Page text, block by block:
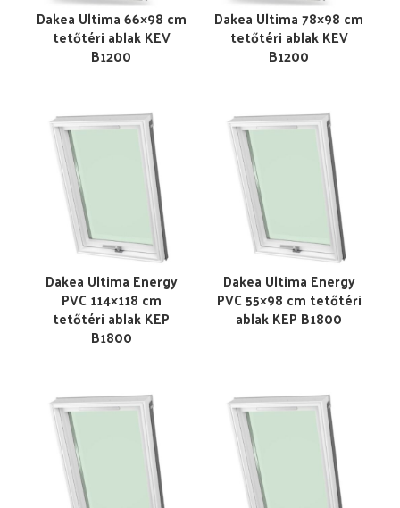
Dakea Ultima 66×98 cm
tetőtéri ablak KEV
B1200
Dakea Ultima 78×98 cm
tetőtéri ablak KEV
B1200
Dakea Ultima Energy
PVC 114×118 cm
tetőtéri ablak KEP
B1800
Dakea Ultima Energy
PVC 55×98 cm tetőtéri
ablak KEP B1800